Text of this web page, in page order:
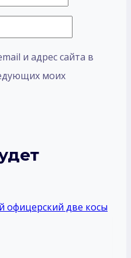
и адрес сайта в
моих